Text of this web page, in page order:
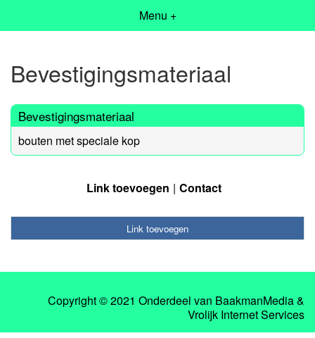
Menu +
Bevestigingsmateriaal
Bevestigingsmateriaal
bouten met speciale kop
Link toevoegen Contact
Link toevoegen
Copyright © 2021 Onderdeel van BaakmanMedia&
Vrolijk Internet Services